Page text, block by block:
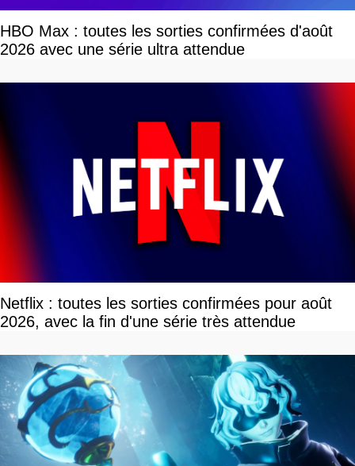
HBO Max : toutes les sorties confirmées d'août
2026 avec une série ultra attendue
Netflix : toutes les sorties confirmées pour août
2026, avec la fin d'une série très attendue